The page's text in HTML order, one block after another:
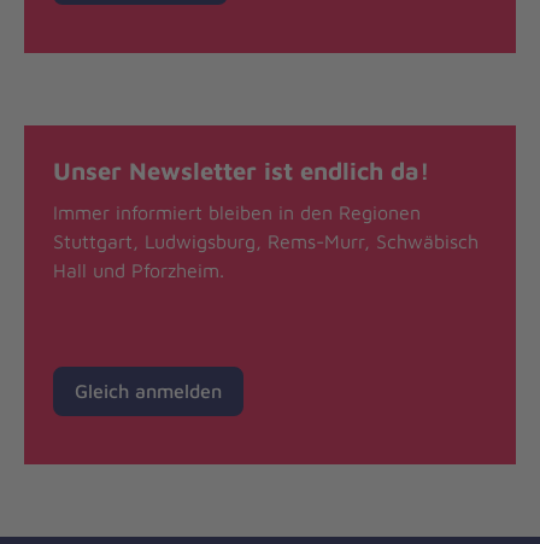
Unser Newsletter ist endlich da!
Immer informiert bleiben in den Regionen
Stuttgart, Ludwigsburg, Rems-Murr, Schwäbisch
Hall und Pforzheim.
Gleich anmelden